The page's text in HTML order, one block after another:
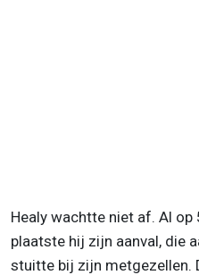
Healy wachtte niet af. Al
plaatste hij zijn aanval, die
stuitte bij zijn metgezellen.